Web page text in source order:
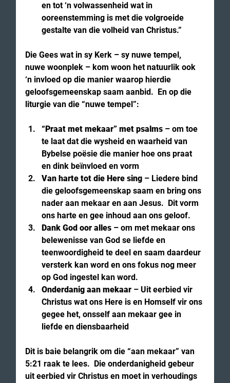
en tot ‘n volwassenheid wat in
ooreenstemming is met die volgroeide
gestalte van die volheid van Christus.”
Die Gees wat in sy Kerk – sy nuwe tempel,
nuwe woonplek – kom woon het natuurlik ook
‘n invloed op die manier waarop hierdie
geloofsgemeenskap saam aanbid.  En op die
liturgie van die “nuwe tempel”:
“Praat met mekaar” met psalms – om toe
te laat dat die wysheid en waarheid van
Bybelse poësie die manier hoe ons praat
en dink beïnvloed en vorm
Van harte tot die Here sing – Liedere bind
die geloofsgemeenskap saam en bring ons
nader aan mekaar en aan Jesus.  Dit vorm
ons harte en gee inhoud aan ons geloof.
Dank God oor alles – om met mekaar ons
belewenisse van God se liefde en
teenwoordigheid te deel en saam daardeur
versterk kan word en ons fokus nog meer
op God ingestel kan word.
Onderdanig aan mekaar – Uit eerbied vir
Christus wat ons Here is en Homself vir ons
gegee het, onsself aan mekaar gee in
liefde en diensbaarheid
Dit is baie belangrik om die “aan mekaar” van
5:21 raak te lees.  Die onderdanigheid gebeur
uit eerbied vir Christus en moet in verhoudings